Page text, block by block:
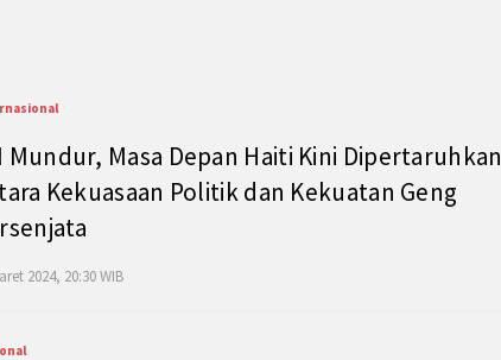
Mundur, Masa Depan Haiti Kini Dipertaruhkan
Kekuasaan Politik dan Kekuatan Geng
2024, 20:30 WIB